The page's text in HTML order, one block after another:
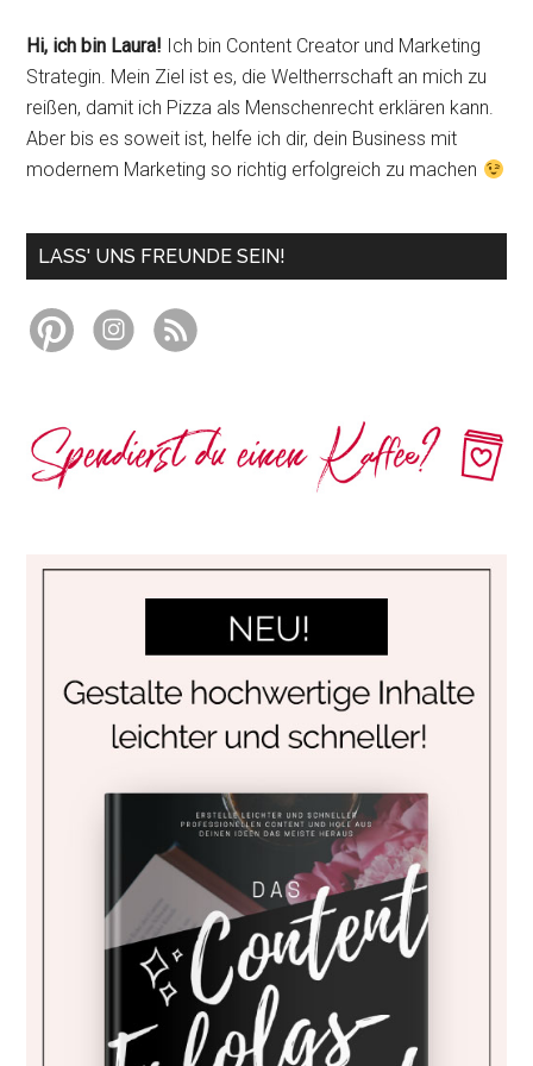
Hi, ich bin Laura! Ich bin Content Creator und Marketing
Strategin. Mein Ziel ist es, die Weltherrschaft an mich zu
reißen, damit ich Pizza als Menschenrecht erklären kann.
Aber bis es soweit ist, helfe ich dir, dein Business mit
modernem Marketing so richtig erfolgreich zu machen
LASS' UNS FREUNDE SEIN!